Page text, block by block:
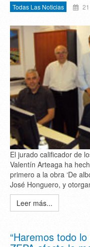
Todas Las Noticias
El jurado calificador de
Valentín Arteaga ha
primero a la obra ‘De
José Honguero, y
Leer más...
“Haremos todo